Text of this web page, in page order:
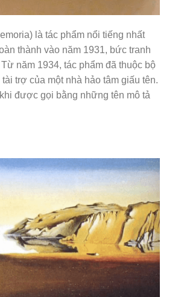
là tác phẩm nổi tiếng nhất
thành vào năm 1931, bức tranh
năm 1934, tác phẩm đã thuộc bộ
trợ của một nhà hảo tâm giấu tên.
được gọi bằng những tên mô tả